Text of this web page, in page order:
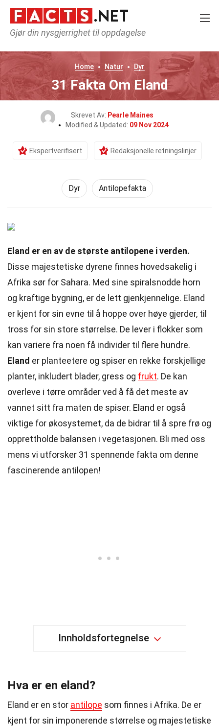
Gjør din nysgjerrighet til oppdagelse
Home Natur Dyr
31 Fakta Om Eland
Skrevet Av: Pearle Maines
Modified & Updated: 09 Nov 2024
Ekspertverifisert Redaksjonelle retningslinjer
Dyr Antilopefakta
Eland er en av de største antilopene i verden.
Disse majestetiske dyrene finnes hovedsakelig i
Afrika sør for Sahara. Med sine spiralsnodde horn
og kraftige bygning, er de lett gjenkjennelige. Eland
er kjent for sin evne til å hoppe over høye gjerder, til
tross for sin store størrelse. De lever i flokker som
kan variere fra noen få individer til flere hundre.
Eland er planteetere og spiser en rekke forskjellige
planter, inkludert blader, gress og frukt. De kan
overleve i tørre områder ved å få det meste av
vannet sitt fra maten de spiser. Eland er også
viktige for økosystemet, da de bidrar til å spre frø og
opprettholde balansen i vegetasjonen. Bli med oss
mens vi utforsker 31 spennende fakta om denne
fascinerende antilopen!
Innholdsfortegnelse
Hva er en eland?
Eland er en stor antilope som finnes i Afrika. De er
kjent for sin imponerende størrelse og majestetiske